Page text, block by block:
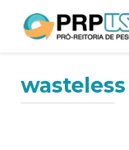
wasteless